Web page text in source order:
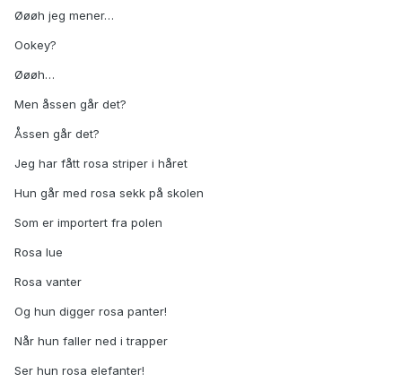
Øøøh jeg mener…
Ookey?
Øøøh…
Men åssen går det?
Åssen går det?
Jeg har fått rosa striper i håret
Hun går med rosa sekk på skolen
Som er importert fra polen
Rosa lue
Rosa vanter
Og hun digger rosa panter!
Når hun faller ned i trapper
Ser hun rosa elefanter!